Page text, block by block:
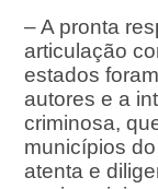
– A pronta
articulação
estados
autores e a
criminosa,
municípios
atenta e